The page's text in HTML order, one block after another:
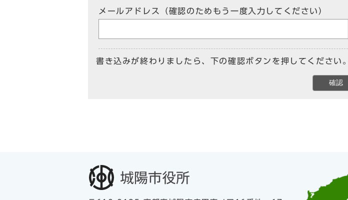
メールアドレス（確認のためもう一度入力してください）
書き込みが終わりましたら、下の確認ボタンを押してください。
確認